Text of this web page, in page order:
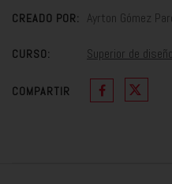
CREADO POR: Ayrton Gómez
CURSO: Superior de
COMPARTIR